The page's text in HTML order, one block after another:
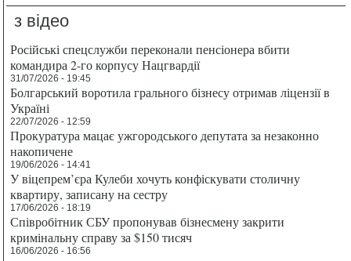
з відео
Російські спецслужби переконали пенсіонера вбити
командира 2-го корпусу Нацгвардії
31/07/2026 - 19:45
Болгарський воротила грального бізнесу отримав ліцензії в
Україні
22/07/2026 - 12:59
Прокуратура мацає ужгородського депутата за незаконно
накопичене
19/06/2026 - 14:41
У віцепрем’єра Кулеби хочуть конфіскувати столичну
квартиру, записану на сестру
17/06/2026 - 18:19
Співробітник СБУ пропонував бізнесмену закрити
кримінальну справу за $150 тисяч
16/06/2026 - 16:56